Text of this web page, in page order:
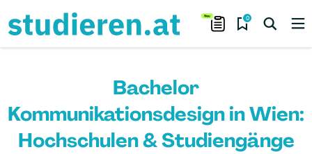
0
Bachelor
Kommunikationsdesign in Wien:
Hochschulen & Studiengänge